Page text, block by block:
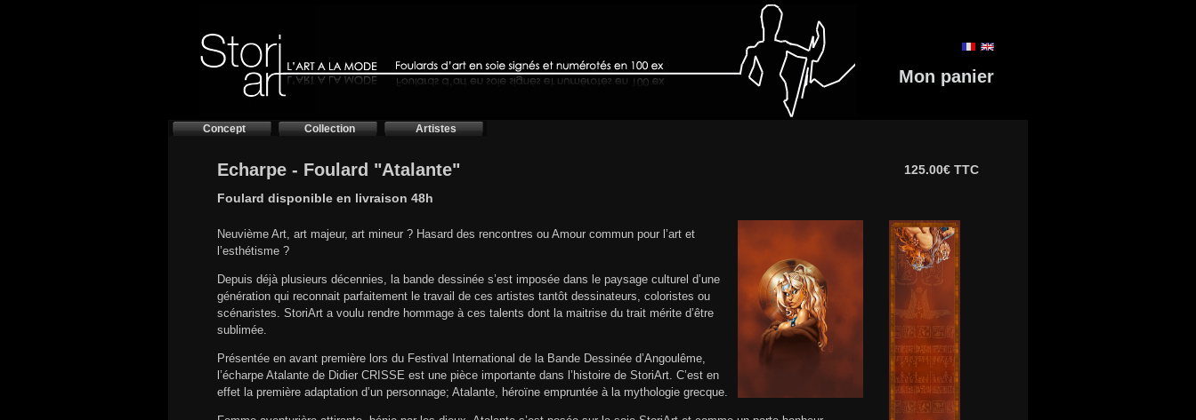
Mon panier
Concept Collection Artistes
Echarpe - Foulard "Atalante"
125.00€ TTC
Foulard disponible en livraison 48h
Neuvième Art, art majeur, art mineur ? Hasard des rencontres ou Amour commun pour l’art et
l’esthétisme ?
Depuis déjà plusieurs décennies, la bande dessinée s’est imposée dans le paysage culturel d’une
génération qui reconnait parfaitement le travail de ces artistes tantôt dessinateurs, coloristes ou
scénaristes. StoriArt a voulu rendre hommage à ces talents dont la maitrise du trait mérite d’être
sublimée.
Présentée en avant première lors du Festival International de la Bande Dessinée d’Angoulême,
l’écharpe Atalante de Didier CRISSE est une pièce importante dans l’histoire de StoriArt. C’est en
effet la première adaptation d’un personnage; Atalante, héroïne empruntée à la mythologie grecque.